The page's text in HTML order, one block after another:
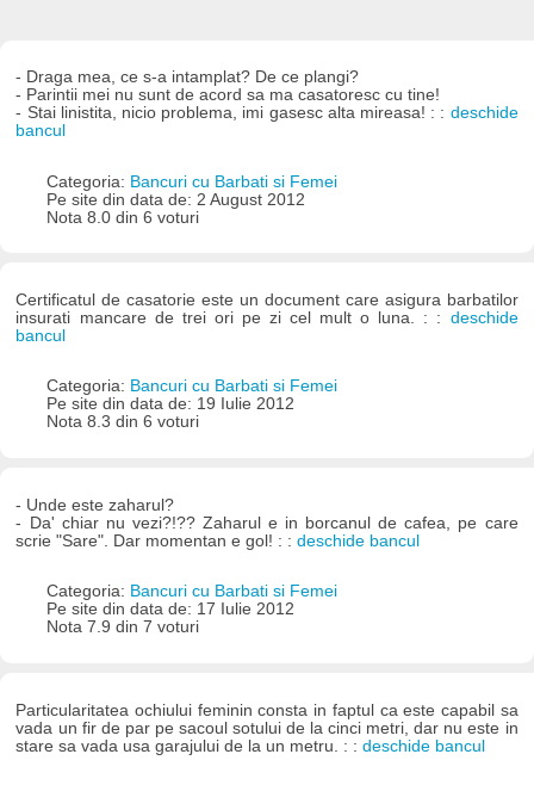
- Draga mea, ce s-a intamplat? De ce plangi?
- Parintii mei nu sunt de acord sa ma casatoresc cu tine!
- Stai linistita, nicio problema, imi gasesc alta mireasa! : : deschide
bancul
Categoria: Bancuri cu Barbati si Femei
Pe site din data de: 2 August 2012
Nota 8.0 din 6 voturi
Certificatul de casatorie este un document care asigura barbatilor
insurati mancare de trei ori pe zi cel mult o luna. : : deschide
bancul
Categoria: Bancuri cu Barbati si Femei
Pe site din data de: 19 Iulie 2012
Nota 8.3 din 6 voturi
- Unde este zaharul?
- Da' chiar nu vezi?!?? Zaharul e in borcanul de cafea, pe care
scrie "Sare". Dar momentan e gol! : :deschide bancul
Categoria: Bancuri cu Barbati si Femei
Pe site din data de: 17 Iulie 2012
Nota 7.9 din 7 voturi
Particularitatea ochiului feminin consta in faptul ca este capabil sa
vada un fir de par pe sacoul sotului de la cinci metri, dar nu este in
stare sa vada usa garajului de la un metru. : :deschide bancul